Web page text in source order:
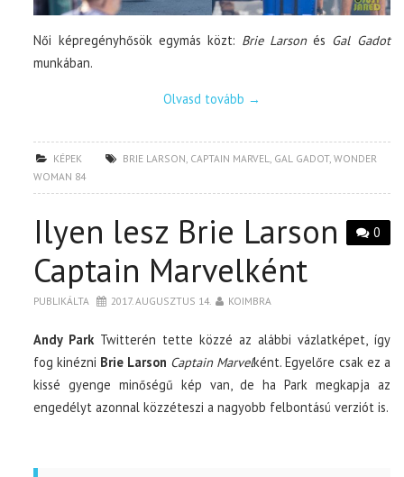
Női képregényhősök egymás közt: Brie Larsonés Gal Gadot
munkában.
Olvasd tovább →
KÉPEK BRIE LARSON CAPTAIN MARVEL GAL GADOT,WONDER
WOMAN 84
0
Ilyen lesz Brie Larson
Captain Marvelként
PUBLIKÁLTA 2017. AUGUSZTUS 14. KOIMBRA
Andy Park Twitterén tette közzé az alábbi vázlatképet, így
fog kinézni Brie Larson Captain Marvelként. Egyelőre csak ez a
kissé gyenge minőségű kép van, de ha Park megkapja az
engedélyt azonnal közzéteszi a nagyobb felbontású verziót is.